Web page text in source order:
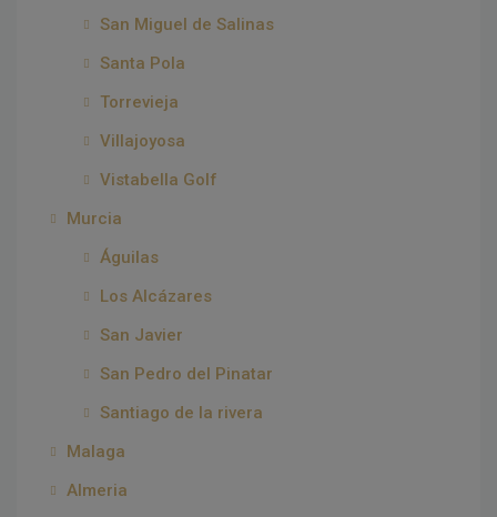
San Miguel de Salinas
Santa Pola
Torrevieja
Villajoyosa
Vistabella Golf
Murcia
Águilas
Los Alcázares
San Javier
San Pedro del Pinatar
Santiago de la rivera
Malaga
Almeria